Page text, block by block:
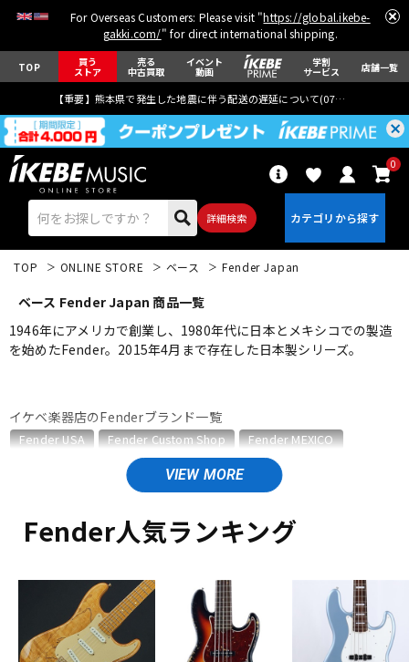
For Overseas Customers: Please visit "https://global.ikebe-
gakki.com/" for direct international shipping.
TOP 買う
ストア
売る
中古買取
イベント
動画
学割
サービス 店舗一覧
【重要】熊本県で発生した地震に伴う配送の遅延について(07月29日
詳細検索
0
ベース ウクレレ
管楽器
TOP ONLINE STORE ベース Fender Japan
ベース Fender Japan 商品一覧
1946年にアメリカで創業し、1980年代に日本とメキシコでの製造
を始めたFender。2015年4月まで存在した日本製シリーズ。
イケベ楽器店のFenderブランド一覧
Fender USA Fender Custom Shop
Fender MEXICO
Fender Made in Japan
Fender Standard Series
Fender Japan
Fender Japanのカテゴリ
楽器アクセサリ
ユーズド ヴィンテージ
Fender人気ランキング